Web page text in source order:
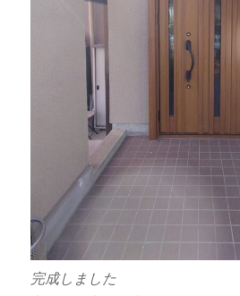
完成しました